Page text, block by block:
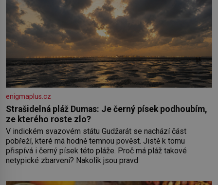
enigmaplus.cz
Strašidelná pláž Dumas: Je černý písek podhoubím,
ze kterého roste zlo?
V indickém svazovém státu Gudžarát se nachází část
pobřeží, které má hodně temnou pověst. Jistě k tomu
přispívá i černý písek této pláže. Proč má pláž takové
netypické zbarvení? Nakolik jsou pravd